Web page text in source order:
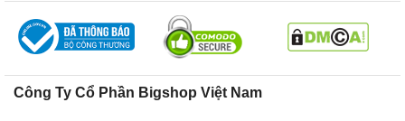
Công Ty Cổ Phần Bigshop Việt Nam